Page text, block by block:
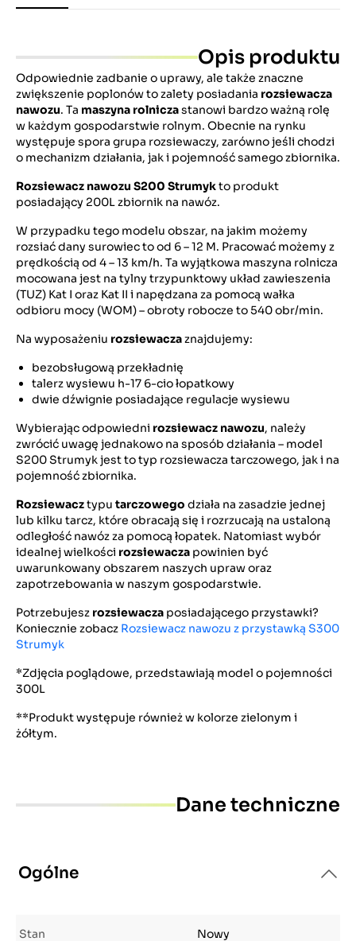
Opis produktu
Odpowiednie zadbanie o uprawy, ale także znaczne
zwiększenie poplonów to zalety posiadania rozsiewacza
nawozu. Ta maszyna rolniczastanowi bardzo ważną rolę
w każdym gospodarstwie rolnym. Obecnie na rynku
występuje spora grupa rozsiewaczy, zarówno jeśli chodzi
o mechanizm działania, jak i pojemność samego zbiornika.
Rozsiewacz nawozu S200 Strumykto produkt
posiadający 200L zbiornik na nawóz.
W przypadku tego modelu obszar, na jakim możemy
rozsiać dany surowiec to od 6 – 12 M. Pracować możemy z
prędkością od 4 – 13 km/h. Ta wyjątkowa maszyna rolnicza
mocowana jest na tylny trzypunktowy układ zawieszenia
(TUZ) Kat I oraz Kat II i napędzana za pomocą wałka
odbioru mocy (WOM) – obroty robocze to 540 obr/min.
Na wyposażeniu rozsiewaczaznajdujemy:
bezobsługową przekładnię
talerz wysiewu h-17 6-cio łopatkowy
dwie dźwignie posiadające regulacje wysiewu
Wybierając odpowiedni rozsiewacz nawozu, należy
zwrócić uwagę jednakowo na sposób działania – model
S200 Strumyk jest to typ rozsiewacza tarczowego, jak i na
pojemność zbiornika.
Rozsiewacztypu tarczowego działa na zasadzie jednej
lub kilku tarcz, które obracają się i rozrzucają na ustaloną
odległość nawóz za pomocą łopatek. Natomiast wybór
idealnej wielkości rozsiewacza powinien być
uwarunkowany obszarem naszych upraw oraz
zapotrzebowania w naszym gospodarstwie.
Potrzebujesz rozsiewacza posiadającego przystawki?
Koniecznie zobacz Rozsiewacz nawozu z przystawką S300
Strumyk
*Zdjęcia poglądowe, przedstawiają model o pojemności
300L
**Produkt występuje również w kolorze zielonym i
żółtym.
Dane techniczne
Ogólne
Stan Nowy